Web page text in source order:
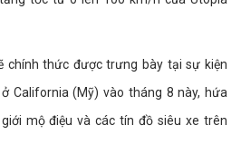
chính thức được trưng bày tại sự kiện
California (Mỹ) vào tháng 8 này, hứa
mộ điệu và các tín đồ siêu xe trên